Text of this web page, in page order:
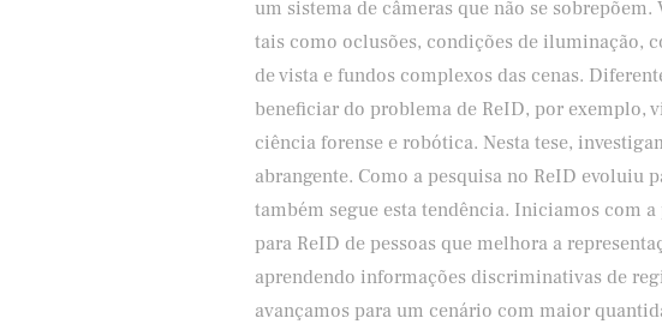
um sistema de câmeras que não se
tais como oclusões, condições de iluminação,
de vista e fundos complexos das cenas.
beneficiar do problema de ReID, por exemplo,
ciência forense e robótica. Nesta tese,
abrangente. Como a pesquisa no ReID evoluiu
também segue esta tendência. Iniciamos com
para ReID de pessoas que melhora a
aprendendo informações discriminativas de
avançamos para um cenário com maior